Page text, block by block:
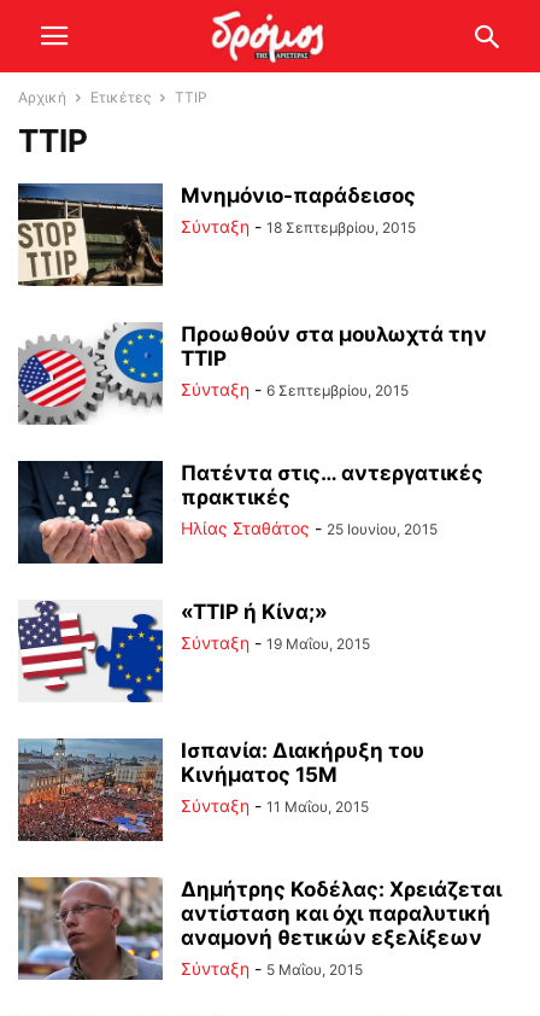
Αρχική Ετικέτες TTIP
TTIP
Μνημόνιο-παράδεισος
Σύνταξη - 18 Σεπτεμβρίου, 2015
Προωθούν στα μουλωχτά την
ΤΤΙΡ
Σύνταξη - 6 Σεπτεμβρίου, 2015
Πατέντα στις… αντεργατικές
πρακτικές
Ηλίας Σταθάτος - 25 Ιουνίου, 2015
«TTIP ή Κίνα;»
Σύνταξη - 19 Μαΐου, 2015
Ισπανία: Διακήρυξη του
Κινήματος 15Μ
Σύνταξη - 11 Μαΐου, 2015
Δημήτρης Κοδέλας: Χρειάζεται
αντίσταση και όχι παραλυτική
αναμονή θετικών εξελίξεων
Σύνταξη - 5 Μαΐου, 2015